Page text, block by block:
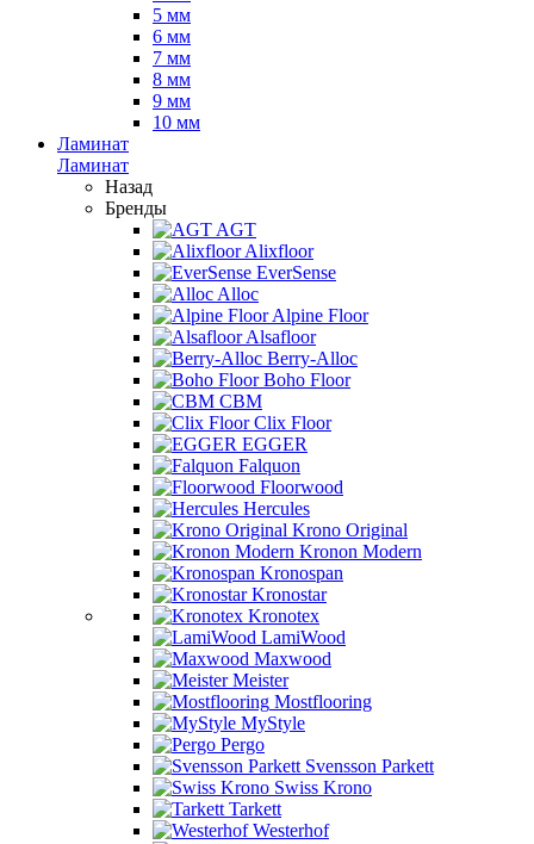
5 мм
6 мм
7 мм
8 мм
9 мм
10 мм
Ламинат
Ламинат
Назад
Бренды
AGT
Alixfloor
EverSense
Alloc
Alpine Floor
Alsafloor
Berry-Alloc
Boho Floor
CBM
Clix Floor
EGGER
Falquon
Floorwood
Hercules
Krono Original
Kronon Modern
Kronospan
Kronostar
Kronotex
LamiWood
Maxwood
Meister
Mostflooring
MyStyle
Pergo
Svensson Parkett
Swiss Krono
Tarkett
Westerhof